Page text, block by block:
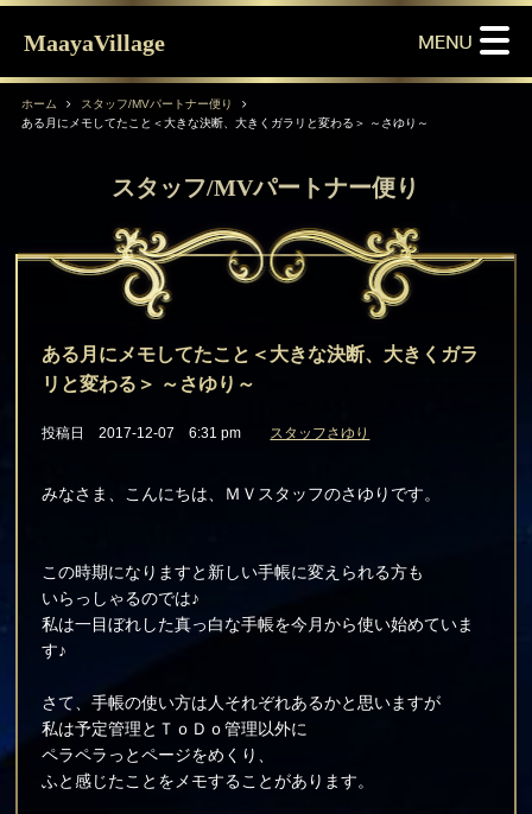
MaayaVillage
ホーム
スタッフ/MVパートナー便り
ある月にメモしてたこと＜大きな決断、大きくガラリと変わる＞ ～さゆり～
スタッフ/MVパートナー便り
ある月にメモしてたこと＜大きな決断、大きくガラ
リと変わる＞ ～さゆり～
投稿日 2017-12-07 6:31 pm スタッフさゆり
みなさま、こんにちは、ＭＶスタッフのさゆりです。
この時期になりますと新しい手帳に変えられる方も
いらっしゃるのでは♪
私は一目ぼれした真っ白な手帳を今月から使い始めていま
す♪
さて、手帳の使い方は人それぞれあるかと思いますが
私は予定管理とＴｏＤｏ管理以外に
ペラペラっとページをめくり、
ふと感じたことをメモすることがあります。